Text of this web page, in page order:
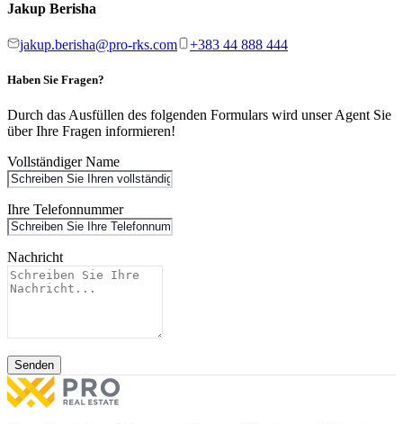
Jakup Berisha
jakup.berisha@pro-rks.com +383 44 888 444
Haben Sie Fragen?
Durch das Ausfüllen des folgenden Formulars wird unser Agent Sie
über Ihre Fragen informieren!
Vollständiger Name
Ihre Telefonnummer
Nachricht
Senden